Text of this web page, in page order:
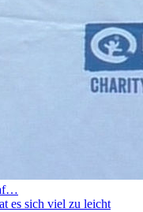
es sich viel zu leicht